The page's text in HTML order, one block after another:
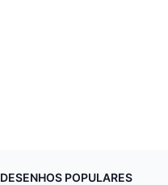
DESENHOS POPULARES